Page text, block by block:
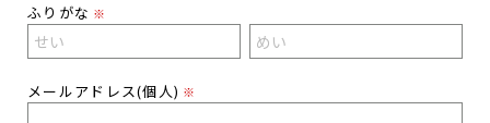
ふりがな ※
メールアドレス(個人) ※